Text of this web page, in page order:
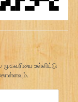
உள்ளிட்டு